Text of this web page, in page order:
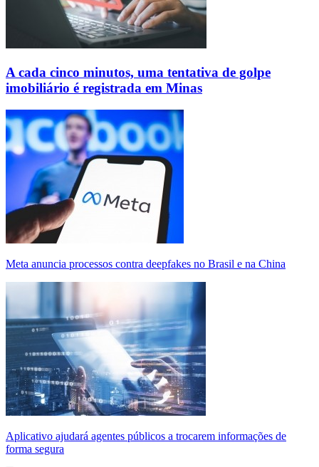
A cada cinco minutos, uma tentativa de golpe
imobiliário é registrada em Minas
Meta anuncia processos contra deepfakes no Brasil e na China
Aplicativo ajudará agentes públicos a trocarem informações de
forma segura